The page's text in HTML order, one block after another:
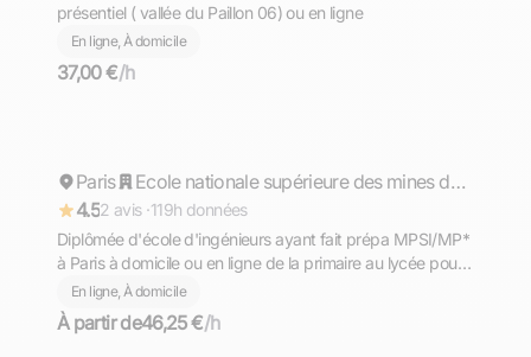
présentiel ( vallée du Paillon 06) ou en ligne
En ligne, À domicile
37,00 €/h
Répond rapidement
Paris
Ecole nationale supérieure des mines de Saint-Etienne - site de Gardanne
4.52 avis ·119h données
Diplômée d'école d'ingénieurs ayant fait prépa MPSI/MP*
à Paris à domicile ou en ligne de la primaire au lycée pour
cours d'italien
En ligne, À domicile
À partir de46,25 €/h